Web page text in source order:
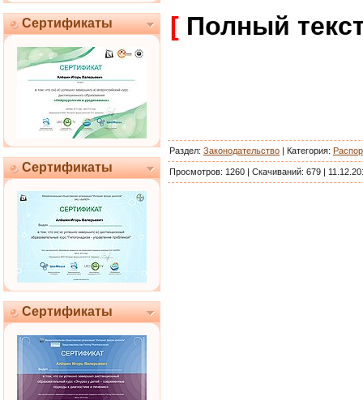
Сертификаты
Сертификаты
Сертификаты
[ Полный
Раздел: Законодательство | Категория:
Просмотров: 1260 | Скачиваний: 679 |